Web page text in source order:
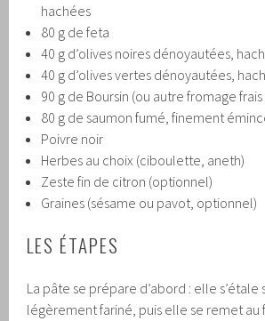
hachées
80 g de feta
40 g d’olives noires dénoyautées,
40 g d’olives vertes dénoyautées,
90 g de Boursin (ou autre fromage
80 g de saumon fumé, finement
Poivre noir
Herbes au choix (ciboulette, aneth)
Zeste fin de citron (optionnel)
Graines (sésame ou pavot, optionnel)
LES ÉTAPES
La pâte se prépare d’abord : elle s’étale
légèrement fariné, puis elle se remet au